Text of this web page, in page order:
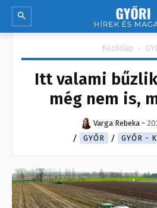
Kezdőlap
Itt valami
még nem is,
Varga Rebeka -
GYŐR
GYŐR -